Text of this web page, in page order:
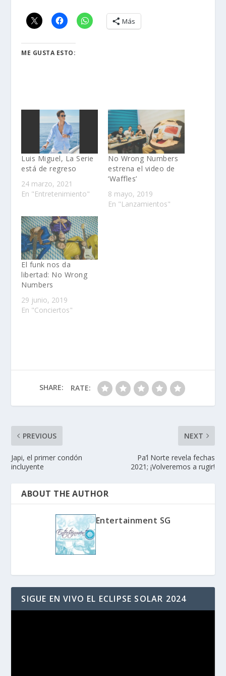
Más
ME GUSTA ESTO:
Luis Miguel, La Serie
está de regreso
24 marzo, 2021
En "Entretenimiento"
No Wrong Numbers
estrena el video de
‘Waffles’
8 mayo, 2019
En "Lanzamientos"
El funk nos da
libertad: No Wrong
Numbers
29 junio, 2019
En "Conciertos"
SHARE: RATE:
PREVIOUS
Japi, el primer condón
incluyente
NEXT
Pa’l Norte revela fechas
2021; ¡Volveremos a rugir!
ABOUT THE AUTHOR
Entertainment SG
SIGUE EN VIVO EL ECLIPSE SOLAR 2024